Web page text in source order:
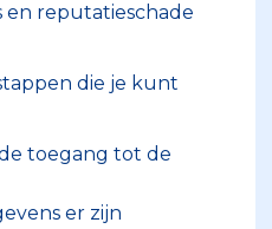
en reputatieschade
die je kunt
toegang tot de
er zijn